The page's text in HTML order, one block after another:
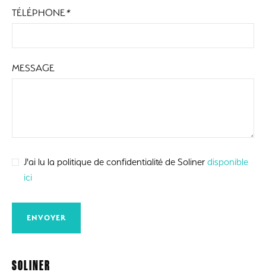
SOLINER
TÉLÉPHONE*
MESSAGE
J'ai lu la politique de confidentialité de Soliner disponible
ici